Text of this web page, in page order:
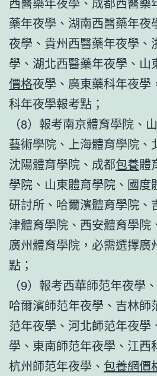
藥年夜學、湖南西醫藥年夜
夜學、貴州西醫藥年夜學、
學、湖北西醫藥年夜學、山
價格夜學、廣東藥科年夜學
科年夜學報考點；
（8）報考南京體育學院、
藝術學院、上海體育學院、
沈陽體育學院、成都包養體
學院、山東體育學院、國度
研討所、哈爾濱體育學院、
津體育學院、西安體育學院
廣州體育學院，必需選擇廣
點；
（9）報考西華師范年夜學
哈爾濱師范年夜學、吉林師
范年夜學、河北師范年夜學
學、東南師范年夜學、江西
杭州師范年夜學、 包養網價